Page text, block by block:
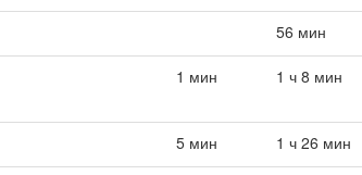
56 мин
1 мин 1 ч 8 мин
5 мин 1 ч 26 мин